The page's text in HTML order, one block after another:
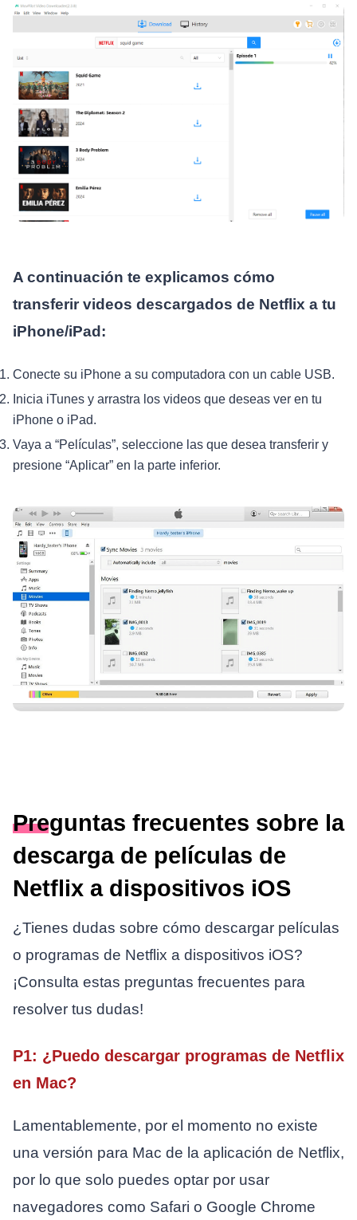
A continuación te explicamos cómo
transferir videos descargados de Netflix a tu
iPhone/iPad:
Conecte su iPhone a su computadora con un cable USB.
Inicia iTunes y arrastra los videos que deseas ver en tu
iPhone o iPad.
Vaya a “Películas”, seleccione las que desea transferir y
presione “Aplicar” en la parte inferior.
Preguntas frecuentes sobre la
descarga de películas de
Netflix a dispositivos iOS
¿Tienes dudas sobre cómo descargar películas
o programas de Netflix a dispositivos iOS?
¡Consulta estas preguntas frecuentes para
resolver tus dudas!
P1: ¿Puedo descargar programas de Netflix
en Mac?
Lamentablemente, por el momento no existe
una versión para Mac de la aplicación de Netflix,
por lo que solo puedes optar por usar
navegadores como Safari o Google Chrome